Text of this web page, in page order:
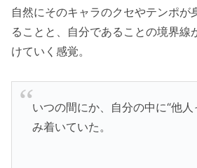
自然にそのキャラのクセやテンポが
ることと、自分であることの境界線
けていく感覚。
いつの間にか、自分の中に“他人
み着いていた。